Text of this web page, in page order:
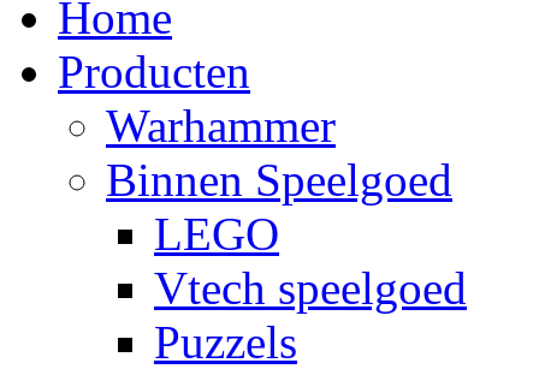
Home
Producten
Warhammer
Binnen Speelgoed
LEGO
Vtech speelgoed
Puzzels